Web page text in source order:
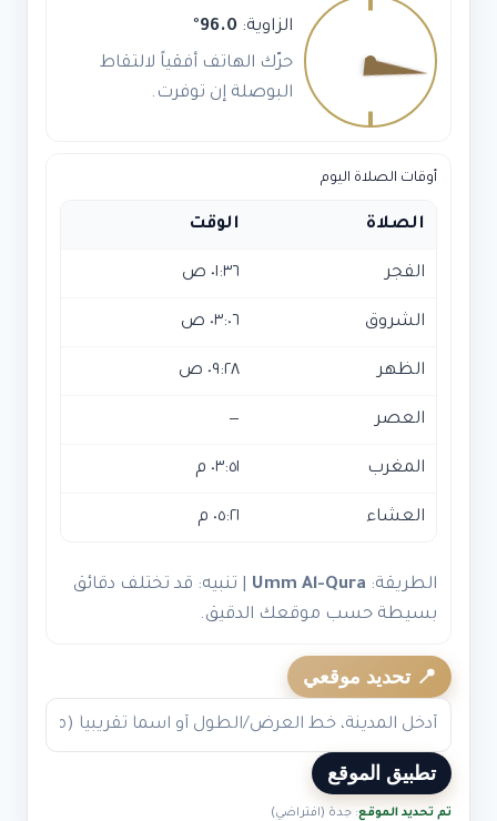
الديكور
بالرياضالزاوية: 96.0
°
حرّك الهاتف أفقياً لالتقاط
البوصلة إن توفرت.
أوقات الصلاة اليوم
الصلاة الوقت
الفجر ٠١:٣٦ ص
الشروق ٠٣:٠٦ ص
الظهر ٠٩:٢٨ ص
العصر —
المغرب ٠٣:٥١ م
العشاء ٠٥:٢١ م
الطريقة: Umm Al-Qura | تنبيه: قد تختلف دقائق
بسيطة حسب موقعك الدقيق.
📍 تحديد موقعي
تطبيق الموقع
تم تحديد الموقع: جدة (افتراضي)